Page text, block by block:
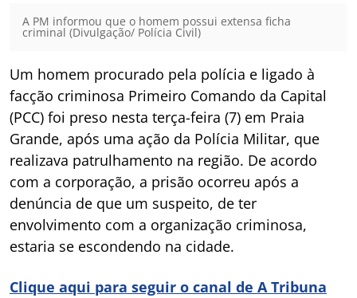
A PM informou que o homem possui extensa ficha
criminal (Divulgação/ Polícia Civil)
Um homem procurado pela polícia e ligado à
facção criminosa Primeiro Comando da Capital
(PCC) foi preso nesta terça-feira (7) em Praia
Grande, após uma ação da Polícia Militar, que
realizava patrulhamento na região. De acordo
com a corporação, a prisão ocorreu após a
denúncia de que um suspeito, de ter
envolvimento com a organização criminosa,
estaria se escondendo na cidade.
Clique aqui para seguir o canal de A Tribuna